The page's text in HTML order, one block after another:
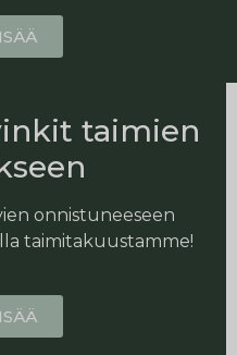
taimien
onnistuneeseen
taimitakuustamme!